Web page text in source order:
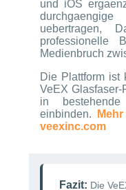
und iOS
uebertragen,
professionelle
Medienbruch
Die Plattform ist
VeEX Glasfaser-
in bestehende
einbinden.
veexinc.com
Fazit: Die